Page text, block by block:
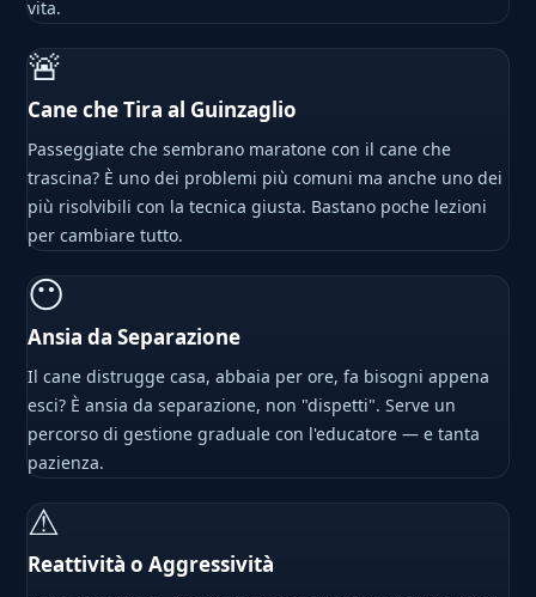
vita.
🚨
Cane che Tira al Guinzaglio
Passeggiate che sembrano maratone con il cane che
trascina? È uno dei problemi più comuni ma anche uno dei
più risolvibili con la tecnica giusta. Bastano poche lezioni
per cambiare tutto.
😶
Ansia da Separazione
Il cane distrugge casa, abbaia per ore, fa bisogni appena
esci? È ansia da separazione, non "dispetti". Serve un
percorso di gestione graduale con l'educatore — e tanta
pazienza.
⚠
Reattività o Aggressività